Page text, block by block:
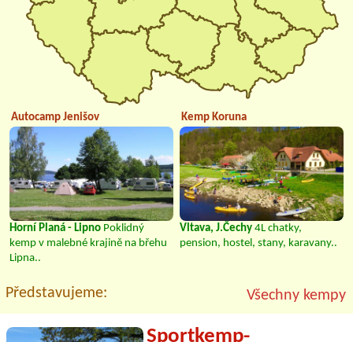
Autocamp Jenišov
Horní Planá - Lipno Poklidný
kemp v malebné krajině na břehu
Lipna..
Kemp Koruna
Vltava, J.Čechy 4L chatky,
pension, hostel, stany, karavany..
Představujeme: Všechny kempy
Sportkemp-